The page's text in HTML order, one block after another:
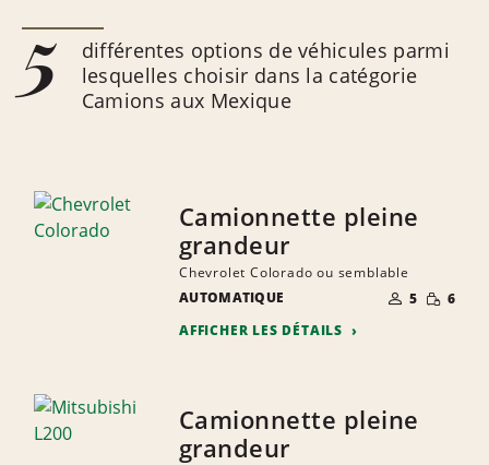
5
différentes options de véhicules parmi
lesquelles choisir dans la catégorie
Camions aux Mexique
Camionnette pleine
grandeur
Chevrolet Colorado ou semblable
AUTOMATIQUE
NOMBRE DE
PERSONNES
5 RÉDUITE
6
AFFICHER LES DÉTAILS
Camionnette pleine
grandeur